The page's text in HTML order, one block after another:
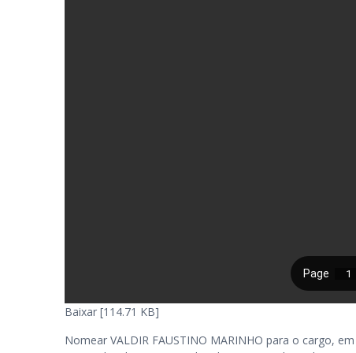
Baixar [114.71 KB]
Nomear VALDIR FAUSTINO MARINHO para o cargo,